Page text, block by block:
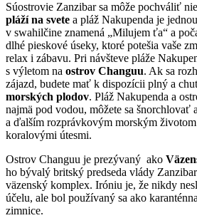
Súostrovie Zanzibar sa môže pochváliť
pláží na svete a pláž Nakupenda je
v swahilčine znamená „Milujem ťa“ a
dlhé pieskové úseky, ktoré potešia vaše
relax i zábavu. Pri návšteve pláže
s výletom na ostrov Changuu. Ak sa
zájazd, budete mať k dispozícii plný a
morských plodov. Pláž Nakupenda a
najmä pod vodou, môžete sa šnorchlovať
a ďalším rozprávkovým morským
koralovými útesmi.
Ostrov Changuu je prezývaný ako
ho bývalý britský predseda vlády
väzenský komplex. Iróniu je, že nikdy
účelu, ale bol používaný sa ako
zimnice.